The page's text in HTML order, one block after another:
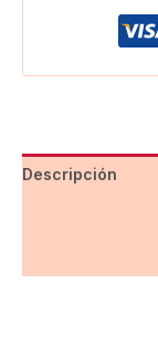
Descripción